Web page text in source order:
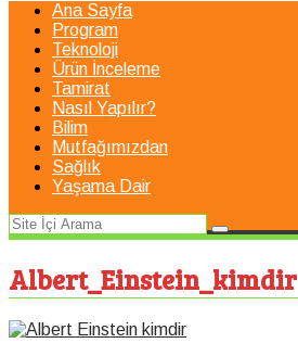
Ana Sayfa
Program
Teknoloji
Ürün İnceleme
Tamirat
Nasıl Yapılır?
Bilim
Mutfağımızdan
Sağlık
Yaşama Dair
Albert_Einstein_kimdir